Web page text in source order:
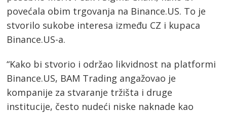
povećala obim trgovanja na Binance.US. To je
stvorilo sukobe interesa između CZ i kupaca
Binance.US-a.
“Kako bi stvorio i održao likvidnost na platformi
Binance.US, BAM Trading angažovao je
kompanije za stvaranje tržišta i druge
institucije, često nudeći niske naknade kao